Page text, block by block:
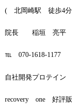
( 北岡崎駅 徒歩4
院長 稲垣 亮平
℡ 070-1618-1177
自社開発プロテイン
recovery one 好評